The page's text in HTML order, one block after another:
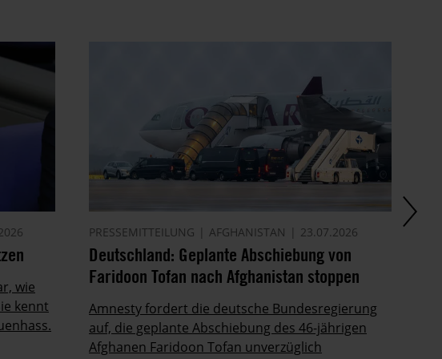
wie
kennt
PRESSEMITTEILUNG AFGHANISTAN 23.07.2026
Deutschland: Geplante Abschiebung von
Faridoon Tofan nach Afghanistan stoppen
Amnesty fordert die deutsche Bundesregierung
auf, die geplante Abschiebung des 46-jährigen
Afghanen Faridoon Tofan unverzüglich